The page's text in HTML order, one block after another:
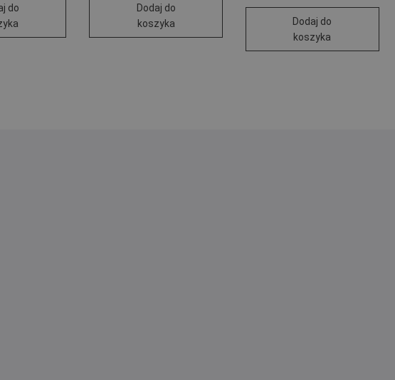
do
Dodaj do
koszyka
Dodaj do
koszyka